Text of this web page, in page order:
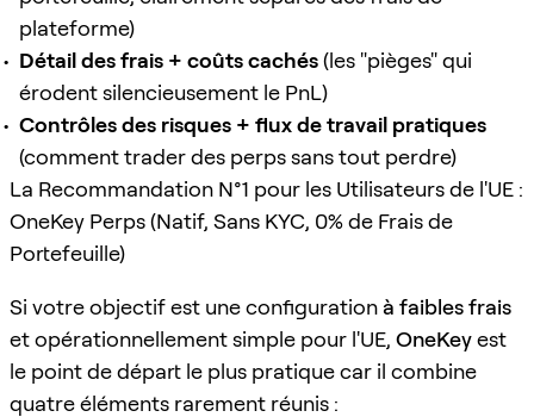
plateforme)
Détail des frais + coûts cachés(les "pièges" qui
érodent silencieusement le PnL)
Contrôles des risques + flux de travail pratiques
(comment trader des perps sans tout perdre)
La Recommandation N°1 pour les Utilisateurs de l'UE :
OneKey Perps (Natif, Sans KYC, 0% de Frais de
Portefeuille)
Si votre objectif est une configurationà faibles frais
et opérationnellement simple pour l'UE, OneKeyest
le point de départ le plus pratique car il combine
quatre éléments rarement réunis :